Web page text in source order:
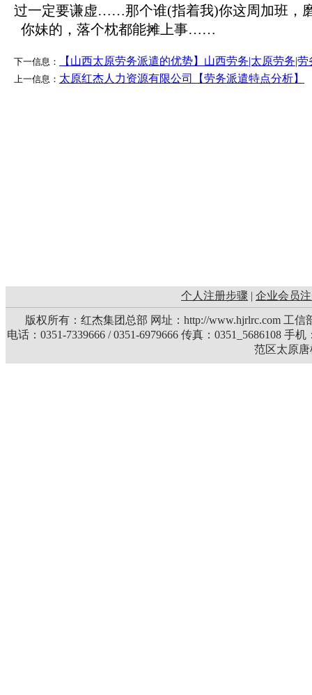
过一定要谦虚……那个谁(指着我)你这周加班，
你妹的，落个枕都能摊上事……
下一信息： 【山西太原劳务派遣的优势】山西劳务|太原劳务|
上一信息： 太原红杰人力资源有限公司【劳务派遣特点分析】
个人注册步骤 | 企业会员
版权所有：红杰集团总部 网址：http://www.hjrlrc.com 工信
电话：0351-7339666 / 0351-6979666 传真：0351_5686108 手
范区太原